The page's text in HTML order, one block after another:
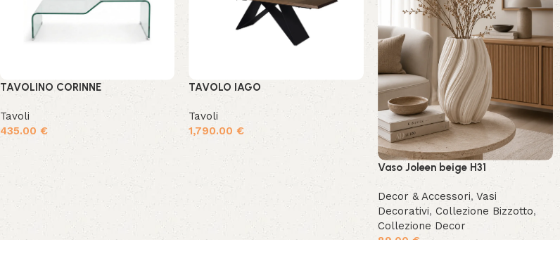
TAVOLINO CORINNE
Tavoli
435.00 €
TAVOLO IAGO
Tavoli
1,790.00€
Vaso Joleen beige H31
Decor & Accessori,Vasi
Decorativi,Collezione Bizzotto,
Collezione Decor
89.00€